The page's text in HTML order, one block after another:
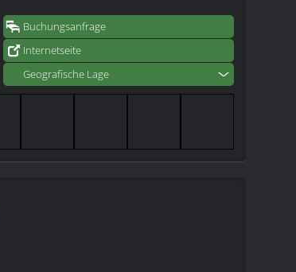
Buchungsanfrage
Internetseite
Geografische Lage